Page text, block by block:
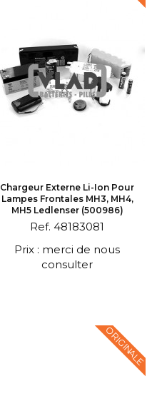
Chargeur Externe Li-Ion Pour
Lampes Frontales MH3, MH4,
MH5 Ledlenser (500986)
Ref. 48183081
Prix : merci de nous
consulter
ORIGINALE